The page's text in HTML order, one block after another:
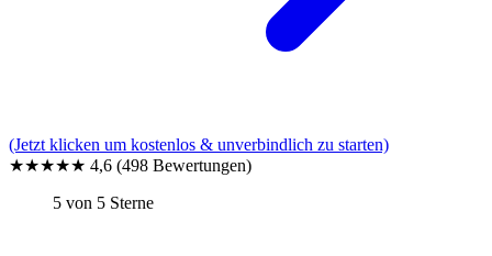
(Jetzt klicken um kostenlos & unverbindlich zu starten)
★★★★★ 4,6 (498 Bewertungen)
5 von 5 Sterne